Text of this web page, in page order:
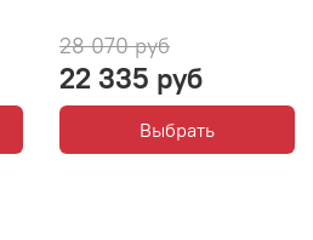
28 070 руб
22 335 руб
Выбрать